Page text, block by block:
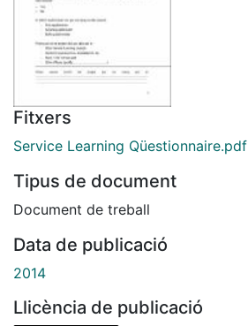
Fitxers
Service Learning Qüestionnaire.pdf
Tipus de document
Document de treball
Data de publicació
2014
Llicència de publicació